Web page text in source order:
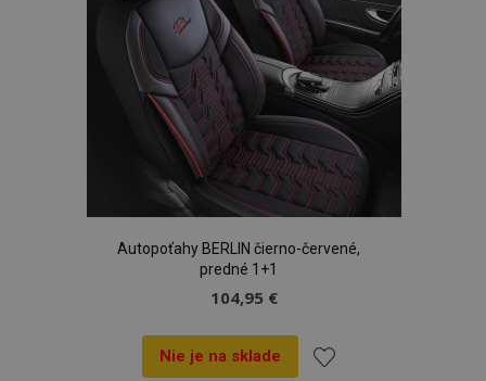
Autopoťahy BERLIN čierno-červené,
predné 1+1
104,95 €
Nie je na sklade